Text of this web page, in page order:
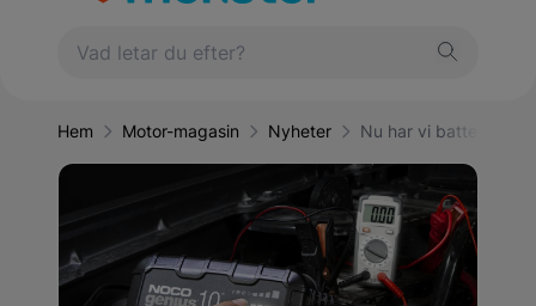
Hem Motor-magasin Nyheter Nu har vi